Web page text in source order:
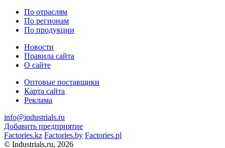
По отраслям
По регионам
По продукции
Новости
Правила сайта
О сайте
Оптовые поставщики
Карта сайта
Реклама
info@industrials.ru
Добавить предприятие
Factories.kz Factories.by Factories.pl
© Industrials.ru, 2026